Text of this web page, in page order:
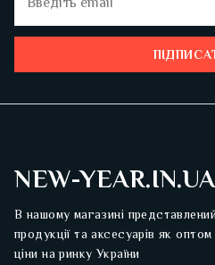
NEW-YEAR.IN.UA
В нашому магазині
продукції та аксесуарів як
ціни на ринку України